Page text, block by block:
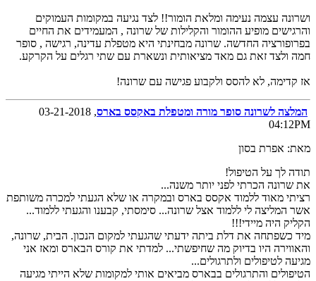
ושרונה עצמה נעימה ומלאת הומור!! לצד נגיעה במקומות העמוקים
והרגישים מופיע ההומור והקלילות של שרונה , המעמידים את החיים
בפרופורציה החדשה. שרונה מבחינתי היא מטפלת עדינה, רגישה , סופר
חמה ולצד זאת גם מאד מציאותית ונשארת עם שתי רגלים על הקרקע.
אז קדימה, לא להסס ולקבוע פגישה עם שרונה!
המלצה לשרונה סופר מורה ומטפלת באקסס בארס , 03-21-2018
04:12PM
מאת: אפרת בסון
תודה לך על הטיפול!
את שרונה הכרתי לפני יותר משנה...
רציתי מאוד ללמוד אקסס בארס ובמקרה או שלא הגעתי למכרה משותפת
אשר המליצה לי ללמוד אצל שרונה... סימסתי, קבענו והגעתי ללמוד...
הקליק היה מיידי!!!
מיד כשפתחה את דלת ביתה ידעתי שהגעתי למקום הנכון. הבית, שרונה,
והאווירה היו בדיוק מה שחיפשתי... למדתי את קורס הבארס ומאז אני
מגיעה לטיפולים ולתרגולים...
הטיפולים והתרגולים בבארס מביאים אותי למקומות שלא הייתי מגיעה